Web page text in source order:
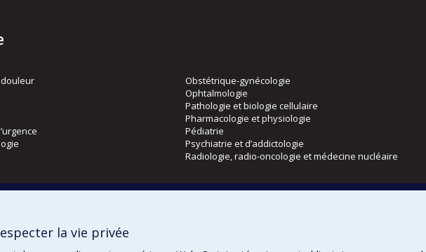
Obstétrique-gynécologie
Ophtalmologie
Pathologie et biologie cellulaire
Pharmacologie et physiologie
Pédiatrie
Psychiatrie et d’addictologie
Radiologie, radio-oncologie et médecine nucléaire
la vie privée